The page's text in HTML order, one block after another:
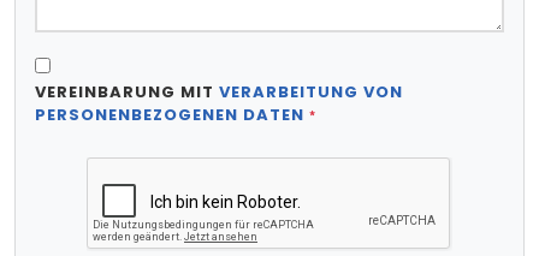
VEREINBARUNG MIT VERARBEITUNG VON
PERSONENBEZOGENEN DATEN *